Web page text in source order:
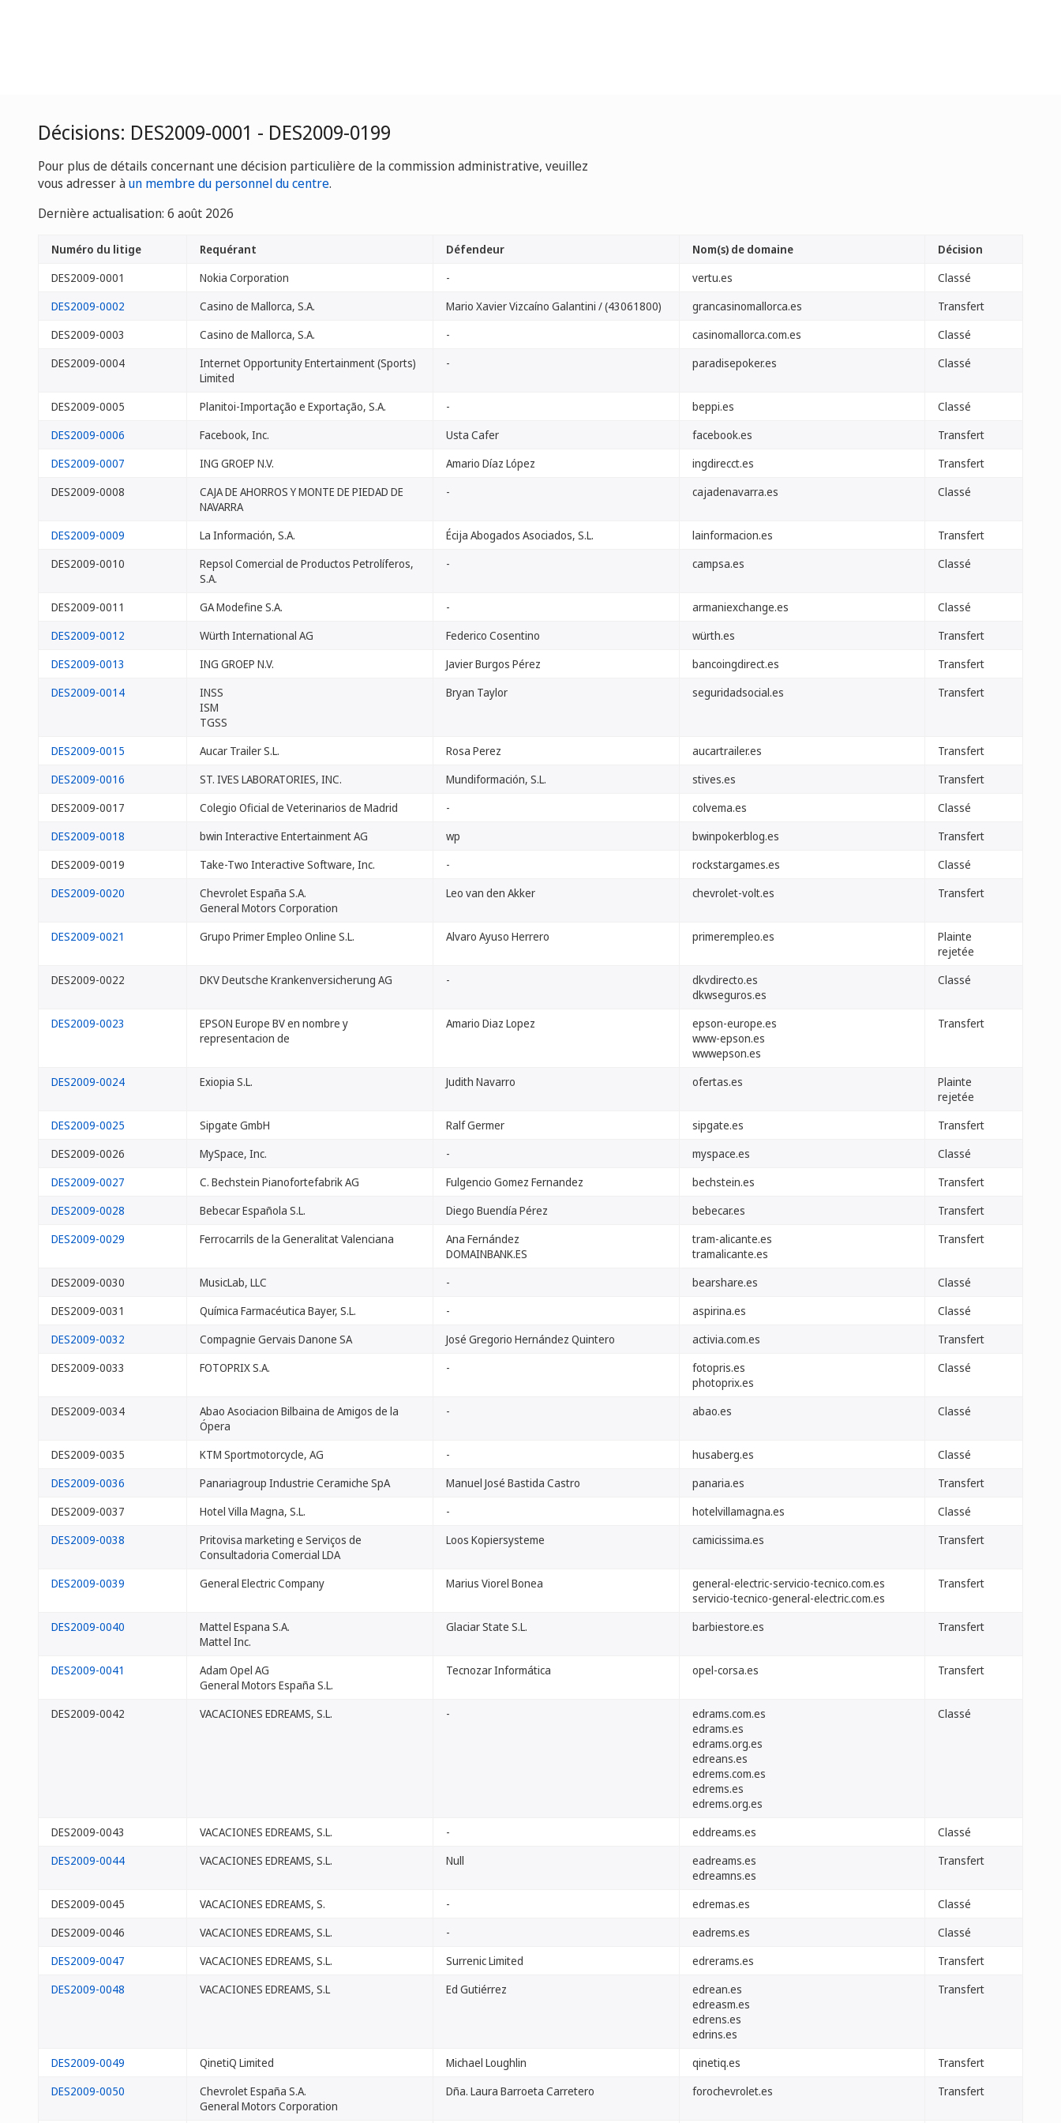
Décisions: DES2009-0001 - DES2009-0199
Pour plus de détails concernant une décision particulière de la commission administrative, veuillez
vous adresser àun membre du personnel du centre.
Dernière actualisation: 6 août 2026
Numéro du litige Requérant Défendeur Nom(s) de domaine
Décision
DES2009-0001
Nokia Corporation - vertu.es
Classé
DES2009-0002
Casino de Mallorca, S.A. Mario Xavier Vizcaíno Galantini / (43061800) grancasinomallorca.es
Transfert
DES2009-0003
Casino de Mallorca, S.A. - casinomallorca.com.es
Classé
DES2009-0004
Internet Opportunity Entertainment (Sports)
Limited
- paradisepoker.es Classé
DES2009-0005 Planitoi-Importação e Exportação, S.A. - beppi.es
Classé
DES2009-0006
Facebook, Inc. Usta Cafer facebook.es
Transfert
DES2009-0007
ING GROEP N.V. Amario Díaz López ingdirecct.es
Transfert
DES2009-0008
CAJA DE AHORROS Y MONTE DE PIEDAD DE
NAVARRA
- cajadenavarra.es Classé
DES2009-0009 La Información, S.A. Écija Abogados Asociados, S.L. lainformacion.es
Transfert
DES2009-0010
Repsol Comercial de Productos Petrolíferos,
S.A.
- campsa.es Classé
DES2009-0011 GA Modefine S.A. - armaniexchange.es
Classé
DES2009-0012
Würth International AG Federico Cosentino würth.es
Transfert
DES2009-0013
ING GROEP N.V. Javier Burgos Pérez bancoingdirect.es
Transfert
DES2009-0014
INSS
ISM
TGSS
Bryan Taylor seguridadsocial.es Transfert
DES2009-0015 Aucar Trailer S.L. Rosa Perez aucartrailer.es
Transfert
DES2009-0016
ST. IVES LABORATORIES, INC. Mundiformación, S.L. stives.es
Transfert
DES2009-0017
Colegio Oficial de Veterinarios de Madrid - colvema.es
Classé
DES2009-0018
bwin Interactive Entertainment AG wp bwinpokerblog.es
Transfert
DES2009-0019
Take-Two Interactive Software, Inc. - rockstargames.es
Classé
DES2009-0020
Chevrolet España S.A.
General Motors Corporation
Leo van den Akker chevrolet-volt.es Transfert
DES2009-0021 Grupo Primer Empleo Online S.L. Alvaro Ayuso Herrero primerempleo.es
Plainte
rejetée
DES2009-0022
DKV Deutsche Krankenversicherung AG -
dkvdirecto.es
dkwseguros.es
Classé
DES2009-0023
EPSON Europe BV en nombre y
representacion de
Amario Diaz Lopez
epson-europe.es
www-epson.es
wwwepson.es
Transfert
DES2009-0024 Exiopia S.L. Judith Navarro ofertas.es
Plainte
rejetée
DES2009-0025
Sipgate GmbH Ralf Germer sipgate.es
Transfert
DES2009-0026
MySpace, Inc. - myspace.es
Classé
DES2009-0027
C. Bechstein Pianofortefabrik AG Fulgencio Gomez Fernandez bechstein.es
Transfert
DES2009-0028
Bebecar Española S.L. Diego Buendía Pérez bebecar.es
Transfert
DES2009-0029
Ferrocarrils de la Generalitat Valenciana
Ana Fernández
DOMAINBANK.ES
tram-alicante.es
tramalicante.es
Transfert
DES2009-0030 MusicLab, LLC - bearshare.es
Classé
DES2009-0031
Química Farmacéutica Bayer, S.L. - aspirina.es
Classé
DES2009-0032
Compagnie Gervais Danone SA José Gregorio Hernández Quintero activia.com.es
Transfert
DES2009-0033
FOTOPRIX S.A. -
fotopris.es
photoprix.es
Classé
DES2009-0034
Abao Asociacion Bilbaina de Amigos de la
Ópera
- abao.es Classé
DES2009-0035 KTM Sportmotorcycle, AG - husaberg.es
Classé
DES2009-0036
Panariagroup Industrie Ceramiche SpA Manuel José Bastida Castro panaria.es
Transfert
DES2009-0037
Hotel Villa Magna, S.L. - hotelvillamagna.es
Classé
DES2009-0038
Pritovisa marketing e Serviços de
Consultadoria Comercial LDA
Loos Kopiersysteme camicissima.es Transfert
DES2009-0039 General Electric Company Marius Viorel Bonea
general-electric-servicio-tecnico.com.es
servicio-tecnico-general-electric.com.es
Transfert
DES2009-0040
Mattel Espana S.A.
Mattel Inc.
Glaciar State S.L. barbiestore.es Transfert
DES2009-0041
Adam Opel AG
General Motors España S.L.
Tecnozar Informática opel-corsa.es Transfert
DES2009-0042 VACACIONES EDREAMS, S.L. -
edrams.com.es
edrams.es
edrams.org.es
edreans.es
edrems.com.es
edrems.es
edrems.org.es
Classé
DES2009-0043 VACACIONES EDREAMS, S.L. - eddreams.es
Classé
DES2009-0044
VACACIONES EDREAMS, S.L. Null
eadreams.es
edreamns.es
Transfert
DES2009-0045 VACACIONES EDREAMS, S. - edremas.es
Classé
DES2009-0046
VACACIONES EDREAMS, S.L. - eadrems.es
Classé
DES2009-0047
VACACIONES EDREAMS, S.L. Surrenic Limited edrerams.es
Transfert
DES2009-0048
VACACIONES EDREAMS, S.L Ed Gutiérrez
edrean.es
edreasm.es
edrens.es
edrins.es
Transfert
DES2009-0049 QinetiQ Limited Michael Loughlin qinetiq.es
Transfert
DES2009-0050
Chevrolet España S.A.
General Motors Corporation
Dña. Laura Barroeta Carretero forochevrolet.es Transfert